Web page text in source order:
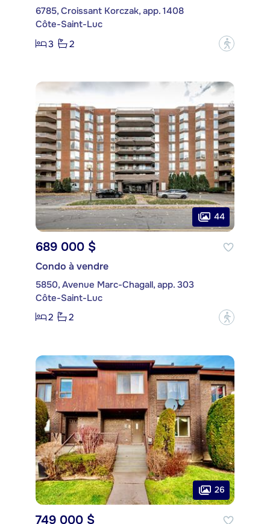
6785, Croissant Korczak, app. 1408
Côte-Saint-Luc
3
2 ?
44
689 000 $
Condo à vendre
5850, Avenue Marc-Chagall, app. 303
Côte-Saint-Luc
2
2 ?
26
749 000 $